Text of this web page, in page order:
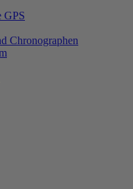
GPS
Chronographen